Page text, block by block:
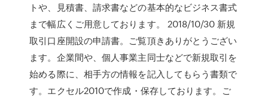
トや、見積書、請求書などの基本的なビジネス書式
まで幅広くご用意しております。 2018/10/30 新規
取引口座開設の申請書。ご覧頂きありがとうござい
ます。企業間や、個人事業主同士などで新規取引を
始める際に、相手方の情報を記入してもらう書類で
す。エクセル2010で作成・保存しております。ご